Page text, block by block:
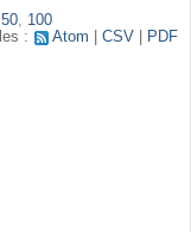
50, 100
:
Atom CSV PDF